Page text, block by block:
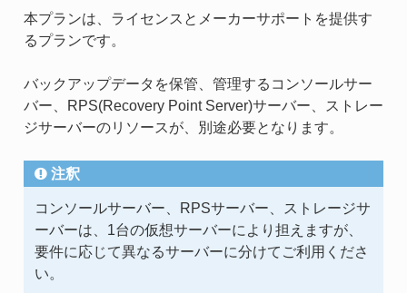
本プランは、ライセンスとメーカーサポートを提供す
るプランです。
バックアップデータを保管、管理するコンソールサー
バー、RPS(Recovery Point Server)サーバー、ストレー
ジサーバーのリソースが、別途必要となります。
注釈
コンソールサーバー、RPSサーバー、ストレージサ
ーバーは、1台の仮想サーバーにより担えますが、
要件に応じて異なるサーバーに分けてご利用くださ
い。